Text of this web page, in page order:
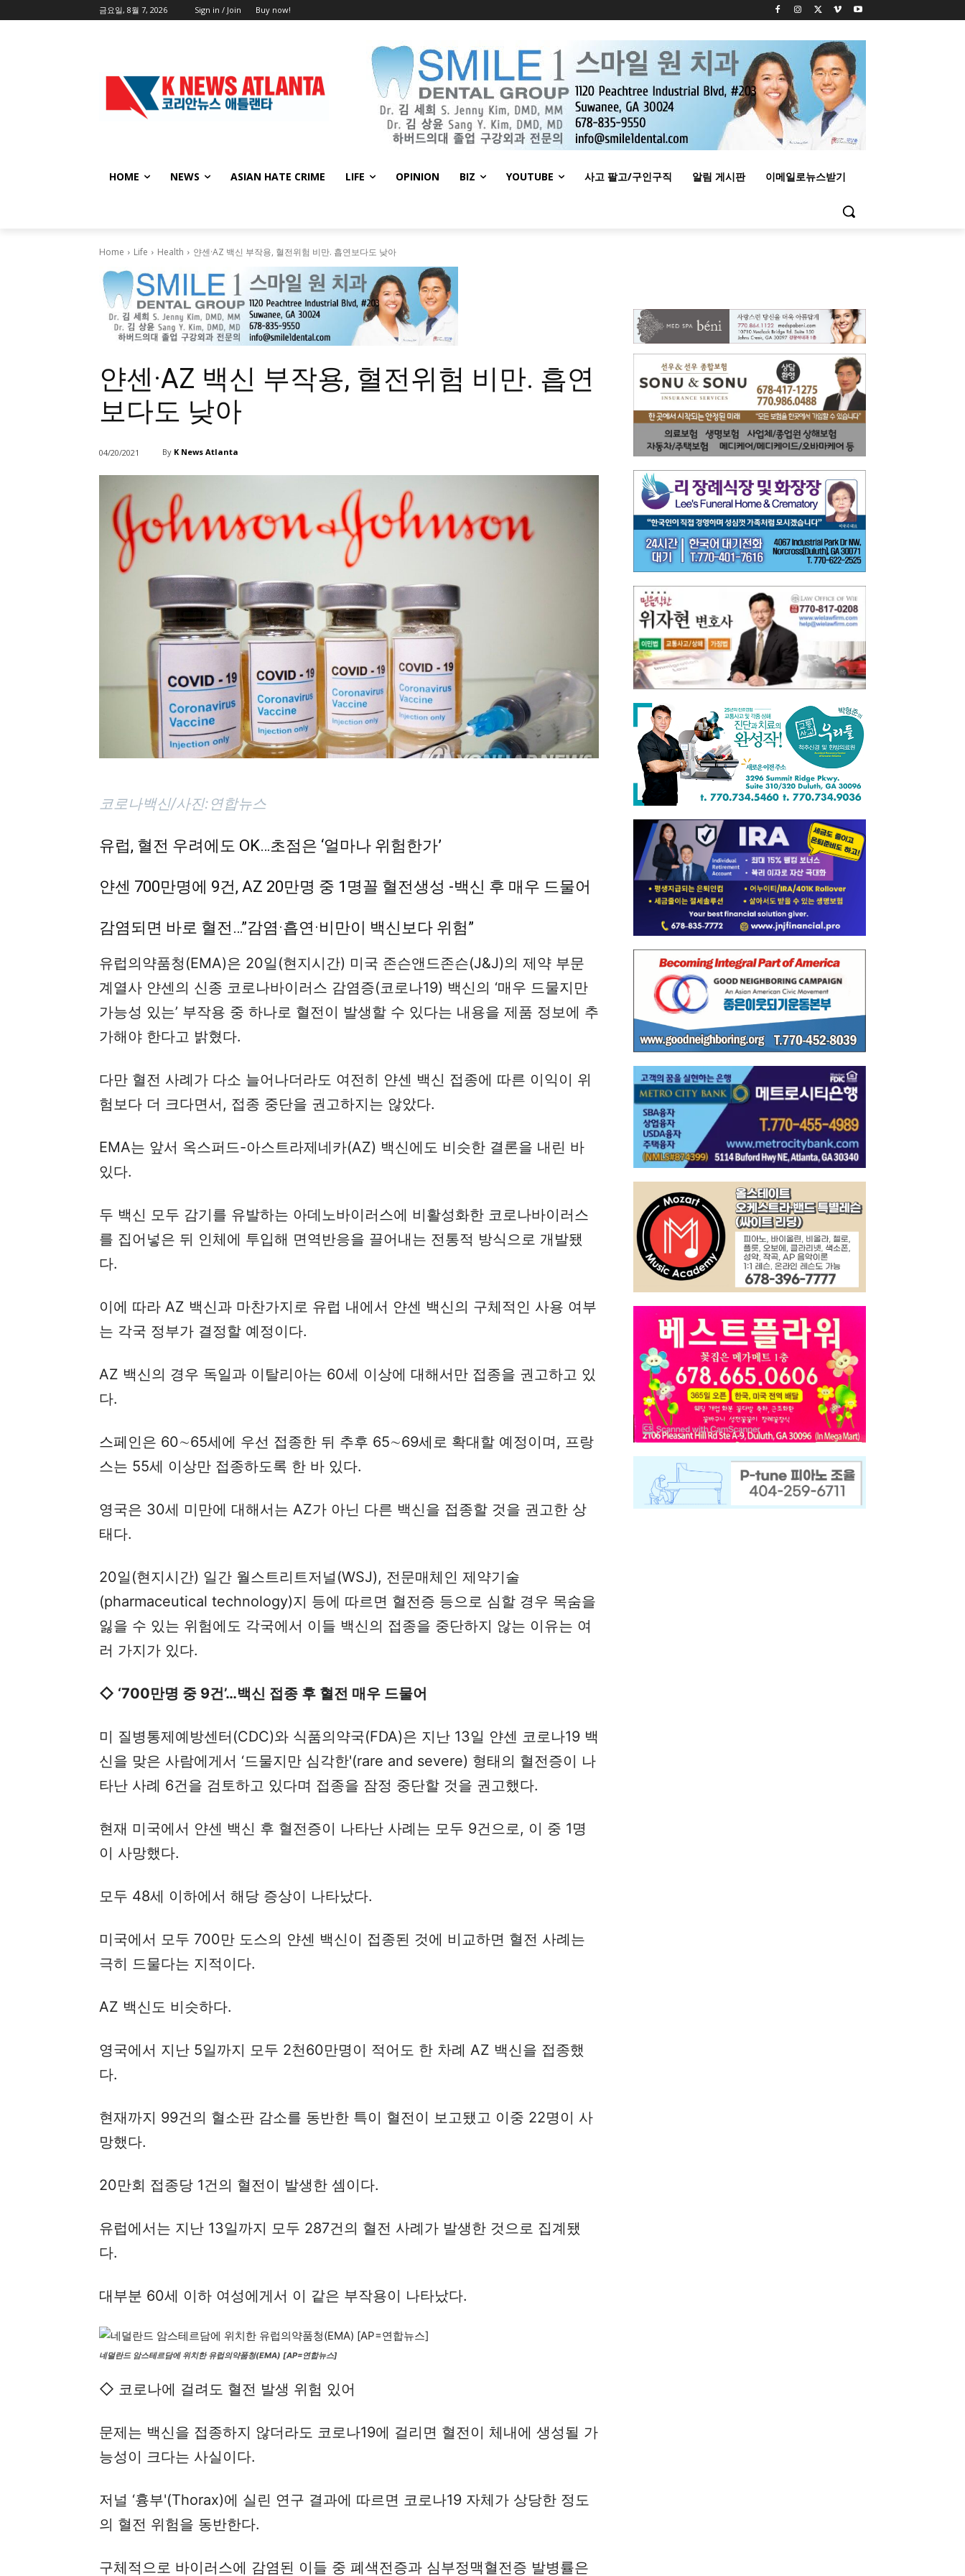
금요일, 8월 7, 2026 Sign in / Join Buy now!
HOME NEWS ASIAN HATE CRIME LIFE OPINION BIZ YOUTUBE 사고 팔고/구인구직 알림 게시판 이메일로뉴스받기
Home Life Health 얀센·AZ 백신 부작용, 혈전위험 비만. 흡연보다도 낮아
얀센·AZ 백신 부작용, 혈전위험 비만. 흡연
보다도 낮아
04/20/2021 By K News Atlanta
코로나백신/사진:연합뉴스
유럽, 혈전 우려에도 OK…초점은 ‘얼마나 위험한가’
얀센 700만명에 9건, AZ 20만명 중 1명꼴 혈전생성 -백신 후 매우 드물어
감염되면 바로 혈전…”감염·흡연·비만이 백신보다 위험”
유럽의약품청(EMA)은 20일(현지시간) 미국 존슨앤드존슨(J&J)의 제약 부문
계열사 얀센의 신종 코로나바이러스 감염증(코로나19) 백신의 ‘매우 드물지만
가능성 있는’ 부작용 중 하나로 혈전이 발생할 수 있다는 내용을 제품 정보에 추
가해야 한다고 밝혔다.
다만 혈전 사례가 다소 늘어나더라도 여전히 얀센 백신 접종에 따른 이익이 위
험보다 더 크다면서, 접종 중단을 권고하지는 않았다.
EMA는 앞서 옥스퍼드-아스트라제네카(AZ) 백신에도 비슷한 결론을 내린 바
있다.
두 백신 모두 감기를 유발하는 아데노바이러스에 비활성화한 코로나바이러스
를 집어넣은 뒤 인체에 투입해 면역반응을 끌어내는 전통적 방식으로 개발됐
다.
이에 따라 AZ 백신과 마찬가지로 유럽 내에서 얀센 백신의 구체적인 사용 여부
는 각국 정부가 결정할 예정이다.
AZ 백신의 경우 독일과 이탈리아는 60세 이상에 대해서만 접종을 권고하고 있
다.
스페인은 60∼65세에 우선 접종한 뒤 추후 65∼69세로 확대할 예정이며, 프랑
스는 55세 이상만 접종하도록 한 바 있다.
영국은 30세 미만에 대해서는 AZ가 아닌 다른 백신을 접종할 것을 권고한 상
태다.
20일(현지시간) 일간 월스트리트저널(WSJ), 전문매체인 제약기술
(pharmaceutical technology)지 등에 따르면 혈전증 등으로 심할 경우 목숨을
잃을 수 있는 위험에도 각국에서 이들 백신의 접종을 중단하지 않는 이유는 여
러 가지가 있다.
◇ ‘700만명 중 9건’…백신 접종 후 혈전 매우 드물어
미 질병통제예방센터(CDC)와 식품의약국(FDA)은 지난 13일 얀센 코로나19 백
신을 맞은 사람에게서 ‘드물지만 심각한'(rare and severe) 형태의 혈전증이 나
타난 사례 6건을 검토하고 있다며 접종을 잠정 중단할 것을 권고했다.
현재 미국에서 얀센 백신 후 혈전증이 나타난 사례는 모두 9건으로, 이 중 1명
이 사망했다.
모두 48세 이하에서 해당 증상이 나타났다.
미국에서 모두 700만 도스의 얀센 백신이 접종된 것에 비교하면 혈전 사례는
극히 드물다는 지적이다.
AZ 백신도 비슷하다.
영국에서 지난 5일까지 모두 2천60만명이 적어도 한 차례 AZ 백신을 접종했
다.
현재까지 99건의 혈소판 감소를 동반한 특이 혈전이 보고됐고 이중 22명이 사
망했다.
20만회 접종당 1건의 혈전이 발생한 셈이다.
유럽에서는 지난 13일까지 모두 287건의 혈전 사례가 발생한 것으로 집계됐
다.
대부분 60세 이하 여성에게서 이 같은 부작용이 나타났다.
네덜란드 암스테르담에 위치한 유럽의약품청(EMA) [AP=연합뉴스]
◇ 코로나에 걸려도 혈전 발생 위험 있어
문제는 백신을 접종하지 않더라도 코로나19에 걸리면 혈전이 체내에 생성될 가
능성이 크다는 사실이다.
저널 ‘흉부'(Thorax)에 실린 연구 결과에 따르면 코로나19 자체가 상당한 정도
의 혈전 위험을 동반한다.
구체적으로 바이러스에 감염된 이들 중 폐색전증과 심부정맥혈전증 발병률은